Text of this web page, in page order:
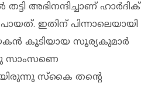
അഭിനന്ദിച്ചാണ് ഹാര്‍ദിക്
ഇതിന് പിന്നാലെയായി
കൂടിയായ സൂര്യകുമാര്‍
സാംസണെ
സ്കൈ തന്റെ